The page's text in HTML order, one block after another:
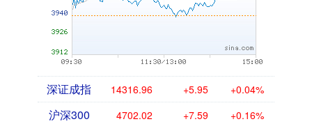
深证成指 14316.96 +5.95 +0.04%
沪深300 4702.02 +7.59 +0.16%